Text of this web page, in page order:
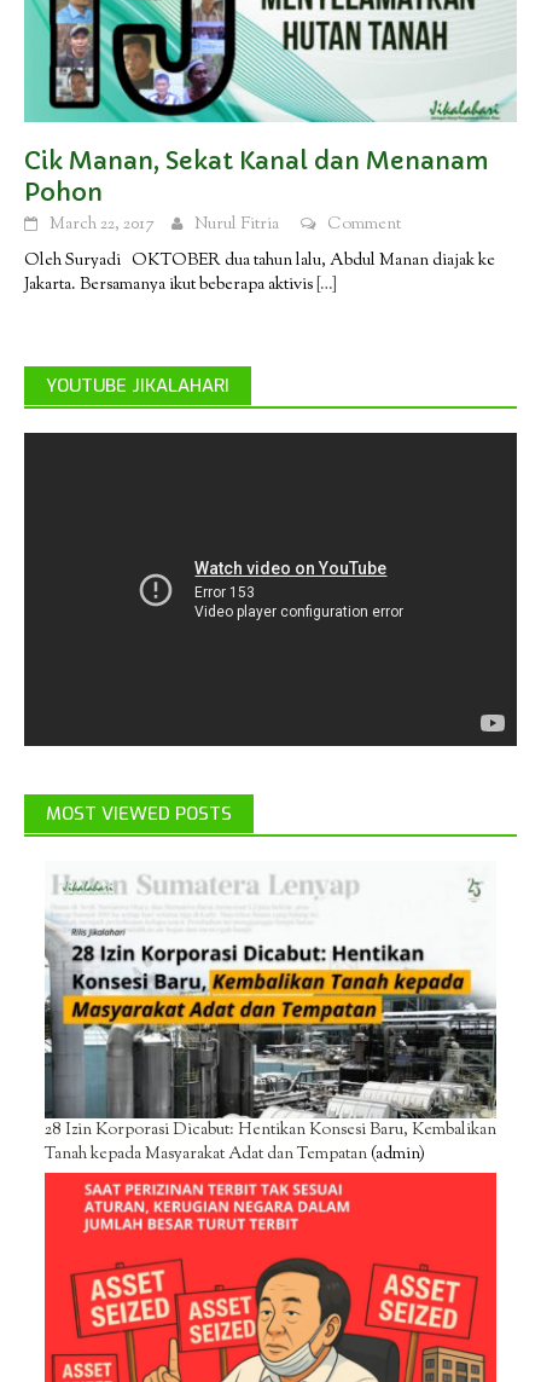
Cik Manan, Sekat Kanal dan Menanam
Pohon
March 22, 2017 Nurul Fitria
Comment
Oleh Suryadi OKTOBER dua tahun lalu, Abdul Manan diajak ke
Jakarta. Bersamanya ikut beberapa aktivis […]
YOUTUBE JIKALAHARI
MOST VIEWED POSTS
28 Izin Korporasi Dicabut: Hentikan Konsesi Baru, Kembalikan
Tanah kepada Masyarakat Adat dan Tempatan(admin)